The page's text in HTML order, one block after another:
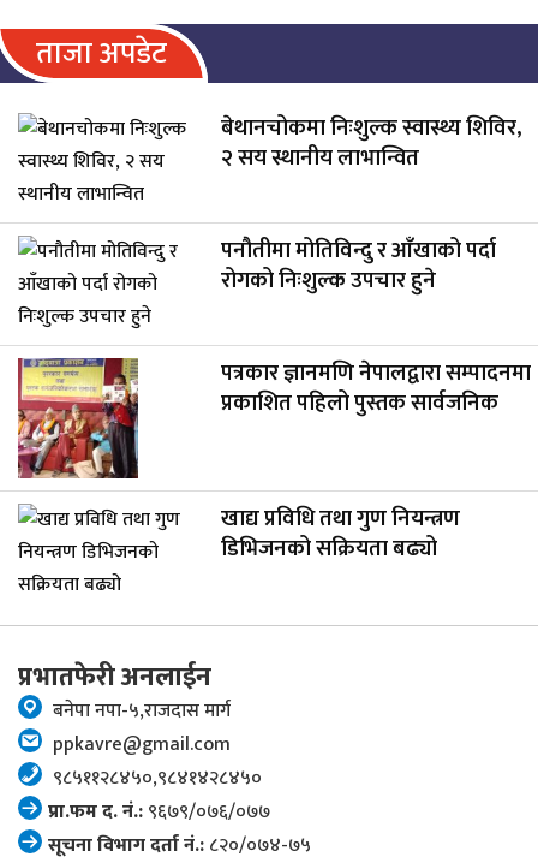
ताजा अपडेट
बेथानचोकमा निःशुल्क स्वास्थ्य शिविर,
२ सय स्थानीय लाभान्वित
पनौतीमा मोतिविन्दु र आँखाको पर्दा
रोगको निःशुल्क उपचार हुने
पत्रकार ज्ञानमणि नेपालद्वारा सम्पादनमा
प्रकाशित पहिलो पुस्तक सार्वजनिक
खाद्य प्रविधि तथा गुण नियन्त्रण
डिभिजनको सक्रियता बढ्यो
प्रभातफेरी अनलाईन
बनेपा नपा-५,राजदास मार्ग
ppkavre@gmail.com
९८५११२८४५०,९८४१४२८४५०
प्रा.फम द. नं.:९६७९/०७६/०७७
सूचना विभाग दर्ता नं.:८२०/०७४-७५